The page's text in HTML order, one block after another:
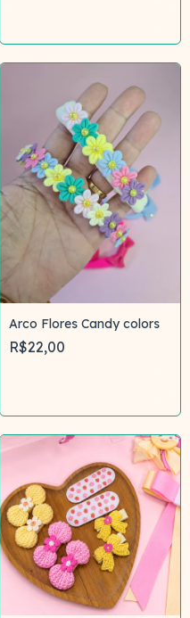
Arco Flores Candy colors
R$22,00